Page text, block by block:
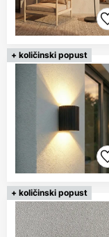
+ količinski popust
+ količinski popust